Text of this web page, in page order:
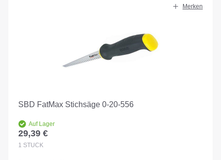
Merken
SBD FatMax Stichsäge 0-20-556
Auf Lager
Regulärer Preis:
29,39 €
1 STÜCK